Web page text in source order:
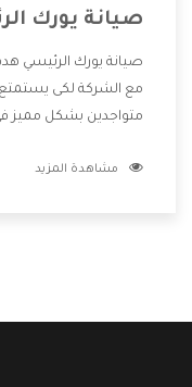
صيانة يورك
صيانة يورك الرئيسي
مع الشركة لكى يستمتع
متواجدين بشكل مميز
الشركة بها والتى تكون
مشاهدة المزيد